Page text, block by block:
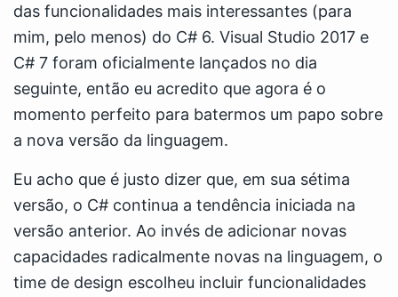
das funcionalidades mais interessantes (para
mim, pelo menos) do C# 6. Visual Studio 2017 e
C# 7 foram oficialmente lançados no dia
seguinte, então eu acredito que agora é o
momento perfeito para batermos um papo sobre
a nova versão da linguagem.
Eu acho que é justo dizer que, em sua sétima
versão, o C# continua a tendência iniciada na
versão anterior. Ao invés de adicionar novas
capacidades radicalmente novas na linguagem, o
time de design escolheu incluir funcionalidades